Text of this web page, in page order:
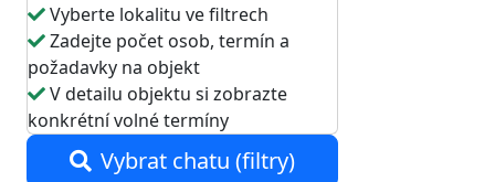
Vyberte lokalitu ve filtrech
Zadejte počet osob, termín a
požadavky na objekt
V detailu objektu si zobrazte
konkrétní volné termíny
Vybrat chatu (filtry)